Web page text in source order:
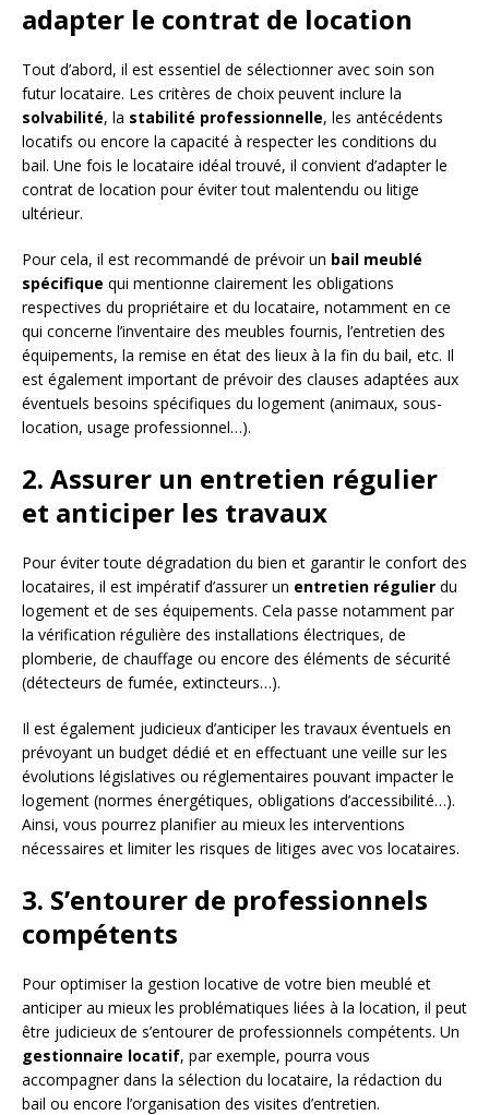
adapter le contrat de location
Tout d’abord, il est essentiel de sélectionner avec soin son
futur locataire. Les critères de choix peuvent inclure la
solvabilité, la stabilité professionnelle, les antécédents
locatifs ou encore la capacité à respecter les conditions du
bail. Une fois le locataire idéal trouvé, il convient d’adapter le
contrat de location pour éviter tout malentendu ou litige
ultérieur.
Pour cela, il est recommandé de prévoir un bail meublé
spécifique qui mentionne clairement les obligations
respectives du propriétaire et du locataire, notamment en ce
qui concerne l’inventaire des meubles fournis, l’entretien des
équipements, la remise en état des lieux à la fin du bail, etc. Il
est également important de prévoir des clauses adaptées aux
éventuels besoins spécifiques du logement (animaux, sous-
location, usage professionnel…).
2. Assurer un entretien régulier
et anticiper les travaux
Pour éviter toute dégradation du bien et garantir le confort des
locataires, il est impératif d’assurer un entretien régulier du
logement et de ses équipements. Cela passe notamment par
la vérification régulière des installations électriques, de
plomberie, de chauffage ou encore des éléments de sécurité
(détecteurs de fumée, extincteurs…).
Il est également judicieux d’anticiper les travaux éventuels en
prévoyant un budget dédié et en effectuant une veille sur les
évolutions législatives ou réglementaires pouvant impacter le
logement (normes énergétiques, obligations d’accessibilité…).
Ainsi, vous pourrez planifier au mieux les interventions
nécessaires et limiter les risques de litiges avec vos locataires.
3. S’entourer de professionnels
compétents
Pour optimiser la gestion locative de votre bien meublé et
anticiper au mieux les problématiques liées à la location, il peut
être judicieux de s’entourer de professionnels compétents. Un
gestionnaire locatif, par exemple, pourra vous
accompagner dans la sélection du locataire, la rédaction du
bail ou encore l’organisation des visites d’entretien.